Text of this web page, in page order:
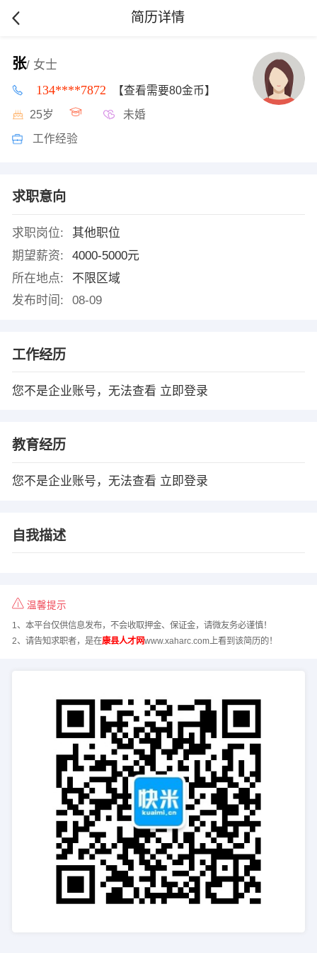
简历详情
张/ 女士
134****7872 【查看需要80金币】
25岁 未婚
工作经验
求职意向
求职岗位:
其他职位
期望薪资:
4000-5000元
所在地点:
不限区域
发布时间:
08-09
工作经历
您不是企业账号，无法查看 立即登录
教育经历
您不是企业账号，无法查看 立即登录
自我描述
温馨提示
1、本平台仅供信息发布，不会收取押金、保证金，请微友务必谨慎！
2、请告知求职者，是在康县人才网www.xaharc.com上看到该简历的！